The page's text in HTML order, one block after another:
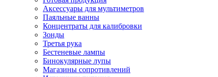
Аксессуары для мультиметров
Паяльные ванны
Концентраты для калибровки
Зонды
Третья рука
Бестеневые лампы
Бинокулярные лупы
Магазины сопротивлений